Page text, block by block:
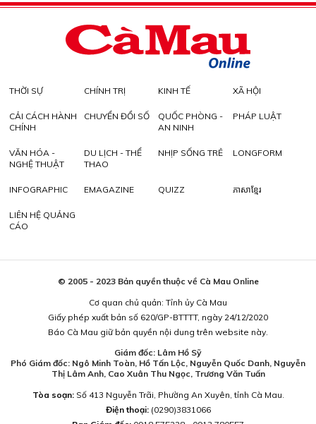
THỜI SỰ CHÍNH TRỊ KINH TẾ XÃ HỘI
CẢI CÁCH HÀNH
CHÍNH
CHUYỂN ĐỔI SỐ
QUỐC PHÒNG -
AN NINH
PHÁP LUẬT
VĂN HÓA -
NGHỆ THUẬT
DU LỊCH - THỂ
THAO
NHỊP SỐNG TRẺ LONGFORM
INFOGRAPHIC EMAGAZINE QUIZZ ភាសាខ្មែរ
LIÊN HỆ QUẢNG
CÁO
© 2005 - 2023 Bản quyền thuộc về Cà Mau Online
Cơ quan chủ quản: Tỉnh ủy Cà Mau
Giấy phép xuất bản số 620/GP-BTTTT, ngày 24/12/2020
Báo Cà Mau giữ bản quyền nội dung trên website này.
Giám đốc: Lâm Hồ Sỹ
Phó Giám đốc: Ngô Minh Toàn, Hồ Tấn Lộc, Nguyễn Quốc Danh, Nguyễn
Thị Lâm Anh, Cao Xuân Thu Ngọc, Trương Văn Tuấn
Tòa soạn:Số 413 Nguyễn Trãi, Phường An Xuyên, tỉnh Cà Mau.
Điện thoại: (0290)3831066